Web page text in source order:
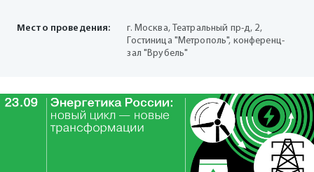
Место проведения:
г. Москва, Театральный пр-д, 2,
Гостиница "Метрополь", конференц-
зал "Врубель"